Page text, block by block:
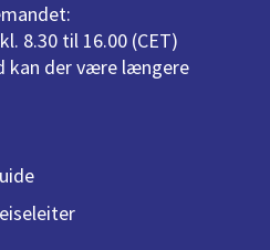
8.30 til 16.00 (CET)
kan der være længere